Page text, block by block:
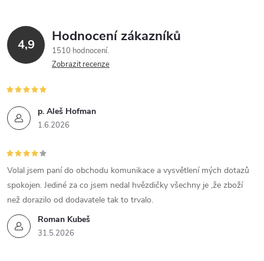
4,9 Hodnocení zákazníků
1510 hodnocení
Zobrazit recenze
p. Aleš Hofman
1.6.2026
Roman Kubeš
31.5.2026
Volal jsem paní do obchodu komunikace a vysvětlení mých dotazů
spokojen. Jediné za co jsem nedal hvězdičky všechny je ,že zboží
než dorazilo od dodavatele tak to trvalo.